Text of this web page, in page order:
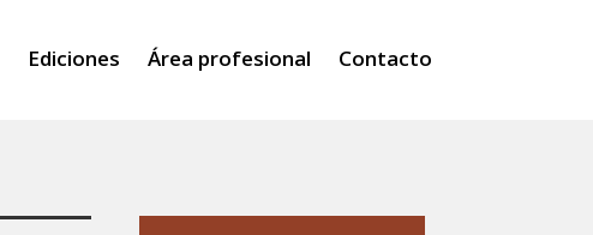
Ediciones Área profesional Contacto